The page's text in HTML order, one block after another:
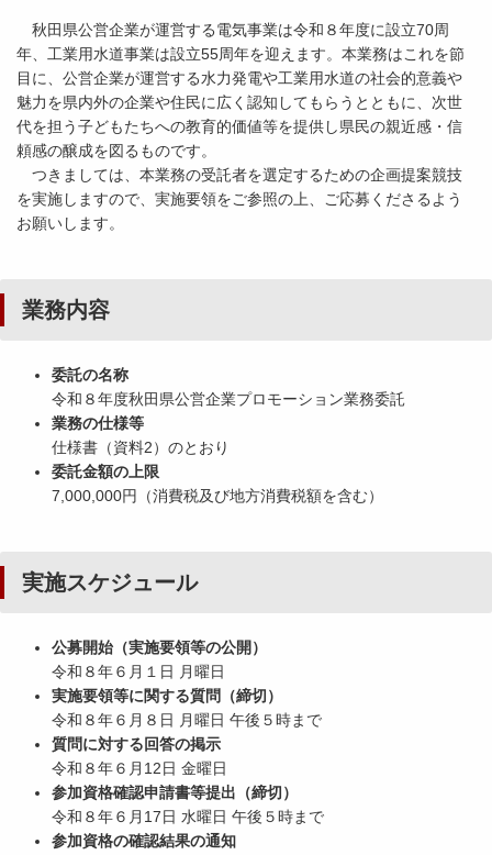
秋田県公営企業が運営する電気事業は令和８年度に設立70周
年、工業用水道事業は設立55周年を迎えます。本業務はこれを節
目に、公営企業が運営する水力発電や工業用水道の社会的意義や
魅力を県内外の企業や住民に広く認知してもらうとともに、次世
代を担う子どもたちへの教育的価値等を提供し県民の親近感・信
頼感の醸成を図るものです。
つきましては、本業務の受託者を選定するための企画提案競技
を実施しますので、実施要領をご参照の上、ご応募くださるよう
お願いします。
業務内容
委託の名称
令和８年度秋田県公営企業プロモーション業務委託
業務の仕様等
仕様書（資料2）のとおり
委託金額の上限
7,000,000円（消費税及び地方消費税額を含む）
実施スケジュール
公募開始（実施要領等の公開）
令和８年６月１日 月曜日
実施要領等に関する質問（締切）
令和８年６月８日 月曜日 午後５時まで
質問に対する回答の掲示
令和８年６月12日 金曜日
参加資格確認申請書等提出（締切）
令和８年６月17日 水曜日 午後５時まで
参加資格の確認結果の通知